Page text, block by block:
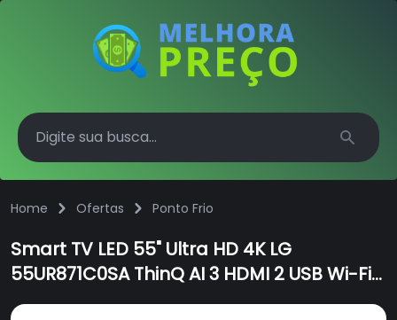
Search
Home Ofertas Ponto Frio
Smart TV LED 55" Ultra HD 4K LG
55UR871C0SA ThinQ AI 3 HDMI 2 USB Wi-Fi
Bluetooth HDR10